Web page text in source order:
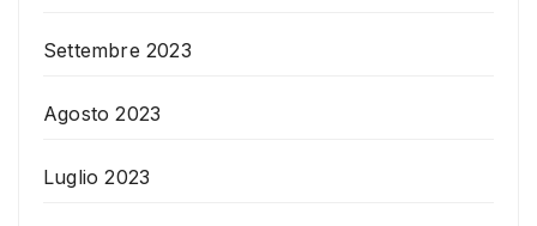
Settembre 2023
Agosto 2023
Luglio 2023